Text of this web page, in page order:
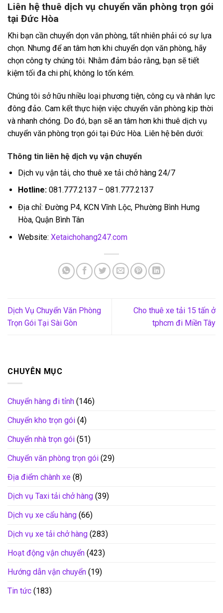
Liên hệ thuê dịch vụ chuyển văn phòng trọn gói
tại Đức Hòa
Khi bạn cần chuyển dọn văn phòng, tất nhiên phải có sự lựa
chọn. Nhưng để an tâm hơn khi chuyển dọn văn phòng, hãy
chọn công ty chúng tôi. Nhằm đảm bảo rằng, bạn sẽ tiết
kiệm tối đa chi phí, không lo tốn kém.
Chúng tôi sở hữu nhiều loại phương tiện, công cụ và nhân lực
đông đảo. Cam kết thực hiện việc chuyển văn phòng kịp thời
và nhanh chóng. Do đó, bạn sẽ an tâm hơn khi thuê dịch vụ
chuyển văn phòng trọn gói tại Đức Hòa. Liên hệ bên dưới:
Thông tin liên hệ dịch vụ vận chuyển
Dịch vụ vận tải, cho thuê xe tải chở hàng 24/7
Hotline:081.777.2137 – 081.777.2137
Địa chỉ: Đường P4, KCN Vĩnh Lộc, Phường Bình Hưng
Hòa, Quận Bình Tân
Website: Xetaichohang247.com
Dịch Vụ Chuyển Văn Phòng
Trọn Gói Tại Sài Gòn
Cho thuê xe tải 15 tấn ở
tphcm đi Miền Tây
CHUYÊN MỤC
Chuyển hàng đi tỉnh (146)
Chuyển kho trọn gói (4)
Chuyển nhà trọn gói (51)
Chuyển văn phòng trọn gói (29)
Địa điểm chành xe (8)
Dịch vụ Taxi tải chở hàng (39)
Dịch vụ xe cẩu hàng (66)
Dịch vụ xe tải chở hàng (283)
Hoạt động vận chuyển (423)
Hướng dẫn vận chuyển (19)
Tin tức (183)